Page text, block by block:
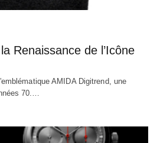
Renaissance de l’Icône
AMIDA Digitrend, une
70.…